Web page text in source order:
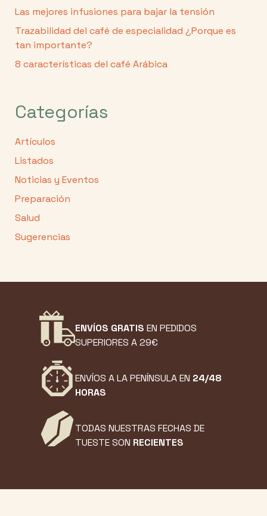
Las mejores infusiones para bajar la tensión
Trazabilidad del café de especialidad ¿Porque es
tan importante?
8 características del café Arábica
Categorías
Artículos
Listados
Noticias y Eventos
Preparación
Salud
Sugerencias
ENVÍOS GRATIS EN PEDIDOS
SUPERIORES A 29€
ENVÍOS A LA PENÍNSULA EN 24/48
HORAS
TODAS NUESTRAS FECHAS DE
TUESTE SON RECIENTES